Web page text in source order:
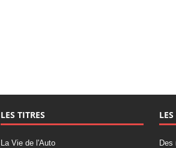
LES TITRES
La Vie de l'Auto
LES
Des